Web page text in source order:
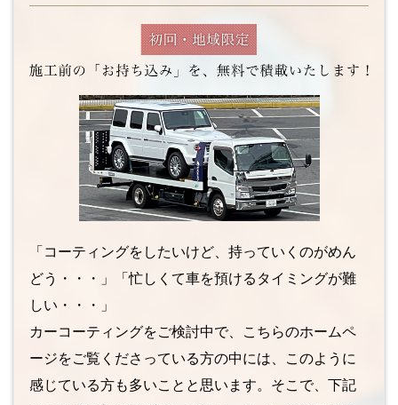
「コーティングをしたいけど、持っていくのがめん
どう・・・」「忙しくて車を預けるタイミングが難
しい・・・」
カーコーティングをご検討中で、こちらのホームペ
ージをご覧くださっている方の中には、このように
感じている方も多いことと思います。そこで、下記